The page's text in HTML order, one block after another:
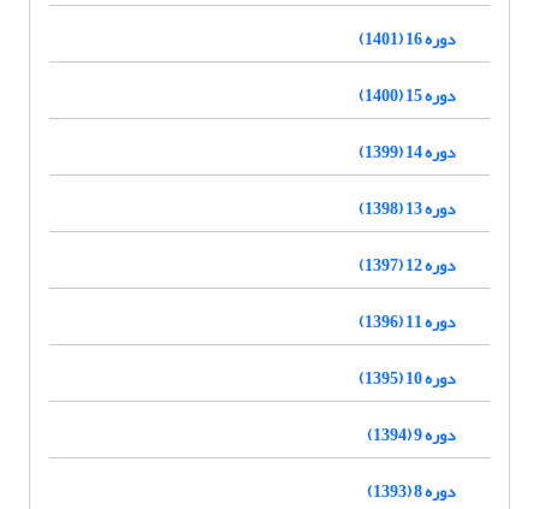
دوره 16 (1401)
دوره 15 (1400)
دوره 14 (1399)
دوره 13 (1398)
دوره 12 (1397)
دوره 11 (1396)
دوره 10 (1395)
دوره 9 (1394)
دوره 8 (1393)